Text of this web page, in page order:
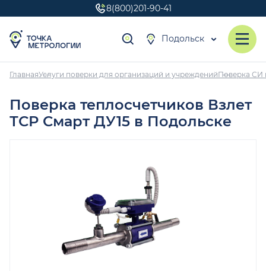
8(800)201-90-41
Подольск
ГлавнаяУслуги поверки для организаций и учрежденийПоверка СИ
Поверка теплосчетчиков Взлет
ТСР Смарт ДУ15 в Подольске